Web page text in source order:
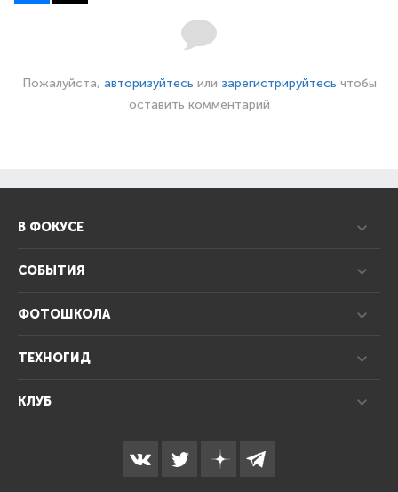
Пожалуйста, авторизуйтесь или зарегистрируйтесь чтобы
оставить комментарий
В ФОКУСЕ
СОБЫТИЯ
ФОТОШКОЛА
ТЕХНОГИД
КЛУБ